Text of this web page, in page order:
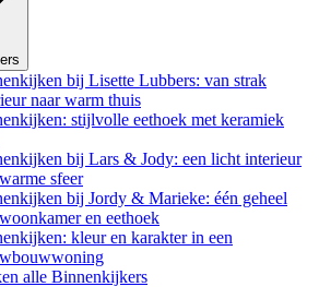
bij Lisette Lubbers: van strak
naar warm thuis
stijlvolle eethoek met keramiek
bij Lars & Jody: een licht interieur
sfeer
bij Jordy & Marieke: één geheel
en eethoek
kleur en karakter in een
alle Binnenkijkers